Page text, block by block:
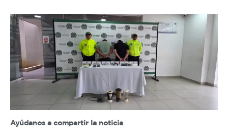
Ayúdanos a compartir la noticia